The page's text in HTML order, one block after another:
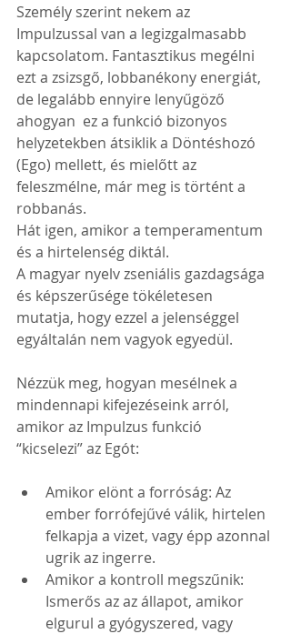
Személy szerint nekem az
Impulzussal van a legizgalmasabb
kapcsolatom. Fantasztikus megélni
ezt a zsizsgő, lobbanékony energiát,
de legalább ennyire lenyűgöző
ahogyan  ez a funkció bizonyos
helyzetekben átsiklik a Döntéshozó
(Ego) mellett, és mielőtt az
feleszmélne, már meg is történt a
robbanás.
Hát igen, amikor a temperamentum
és a hirtelenség diktál.
A magyar nyelv zseniális gazdagsága
és képszerűsége tökéletesen
mutatja, hogy ezzel a jelenséggel
egyáltalán nem vagyok egyedül.
Nézzük meg, hogyan mesélnek a
mindennapi kifejezéseink arról,
amikor az Impulzus funkció
“kicselezi” az Egót:
Amikor elönt a forróság: Az
ember forrófejűvé válik, hirtelen
felkapja a vizet, vagy épp azonnal
ugrik az ingerre.
Amikor a kontroll megszűnik:
Ismerős az az állapot, amikor
elgurul a gyógyszered, vagy